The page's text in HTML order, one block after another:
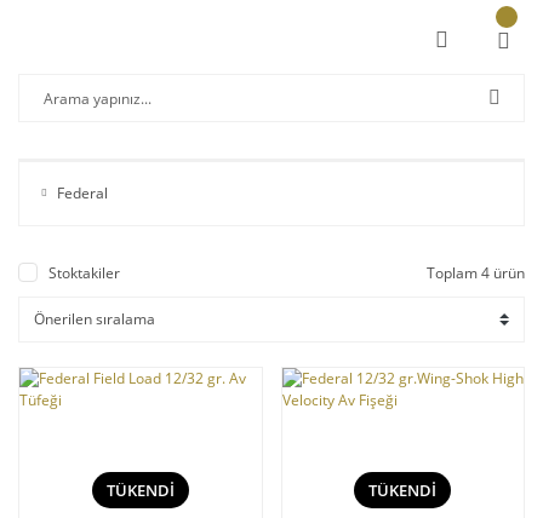
Federal
Stoktakiler Toplam 4 ürün
TÜKENDİ TÜKENDİ